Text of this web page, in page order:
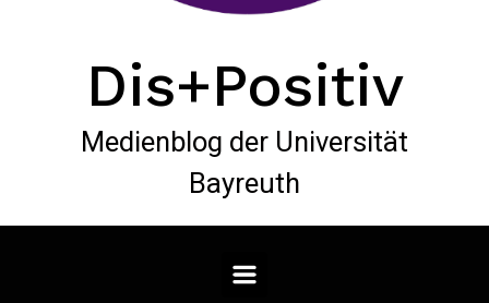
Dis+Positiv
Medienblog der Universität
Bayreuth